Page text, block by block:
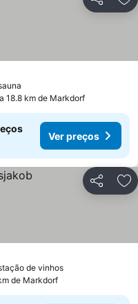
Partilhar
18.8 km de Markdorf
Ver preços
Partilhar
de vinhos
de Markdorf